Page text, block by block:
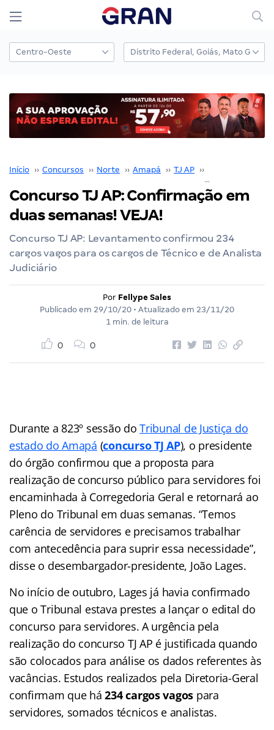
Início ›› Concursos ›› Norte ›› Amapá ›› TJ AP ››
Concurso TJ AP: Confirmação em
duas semanas! VEJA!
Concurso TJ AP: Levantamento confirmou 234
cargos vagos para os cargos de Técnico e de Analista
Judiciário
Por Fellype Sales
Publicado em 29/10/20 • Atualizado em 23/11/20
1 min. de leitura
0 0
Durante a 823º sessão doTribunal de Justiça do
estado do Amapá (concurso TJ AP), o presidente
do órgão confirmou que a proposta para
realização de concurso público para servidores foi
encaminhada à Corregedoria Geral e retornará ao
Pleno do Tribunal em duas semanas. “Temos
carência de servidores e precisamos trabalhar
com antecedência para suprir essa necessidade”,
disse o desembargador-presidente, João Lages.
No início de outubro, Lages já havia confirmado
que o Tribunal estava prestes a lançar o edital do
concurso para servidores. A urgência pela
realização do concurso TJ AP é justificada quando
são colocados para análise os dados referentes às
vacâncias. Estudos realizados pela Diretoria-Geral
confirmam que há234 cargos vagos para
servidores, somados técnicos e analistas.